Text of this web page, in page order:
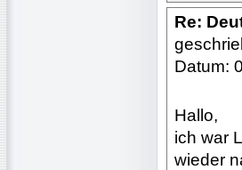
Re:
Datum:
Hallo,
ich war
wieder